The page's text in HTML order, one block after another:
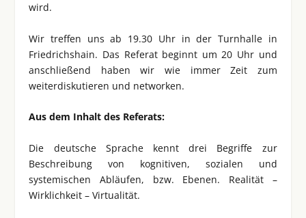
wird.
Wir treffen uns ab 19.30 Uhr in der Turnhalle in
Friedrichshain. Das Referat beginnt um 20 Uhr und
anschließend haben wir wie immer Zeit zum
weiterdiskutieren und networken.
Aus dem Inhalt des Referats:
Die deutsche Sprache kennt drei Begriffe zur
Beschreibung von kognitiven, sozialen und
systemischen Abläufen, bzw. Ebenen. Realität –
Wirklichkeit – Virtualität.